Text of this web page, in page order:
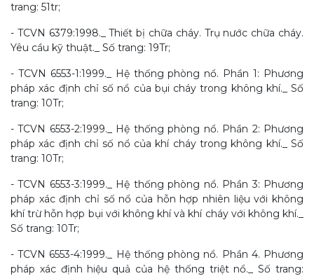
trang: 51tr;
- TCVN 6379:1998._ Thiết bị chữa cháy. Trụ nước chữa cháy.
Yêu cầu kỹ thuật._ Số trang: 19Tr;
- TCVN 6553-1:1999._ Hệ thống phòng nổ. Phần 1: Phương
pháp xác định chỉ số nổ của bụi cháy trong không khí._ Số
trang: 10Tr;
- TCVN 6553-2:1999._ Hệ thống phòng nổ. Phần 2: Phương
pháp xác định chỉ số nổ của khí cháy trong không khí._ Số
trang: 10Tr;
- TCVN 6553-3:1999._ Hệ thống phòng nổ. Phần 3: Phương
pháp xác định chỉ số nổ của hỗn hợp nhiên liệu với không
khí trừ hỗn hợp bụi với không khí và khí cháy với không khí._
Số trang: 10Tr;
- TCVN 6553-4:1999._ Hệ thống phòng nổ. Phần 4. Phương
pháp xác định hiệu quả của hệ thống triệt nổ._ Số trang: